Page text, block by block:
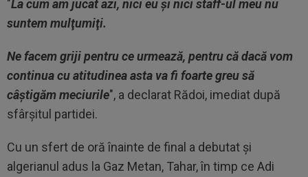
"La cum am jucat azi, nici eu şi nici staff-ul meu nu
suntem mulţumiţi.
Ne facem griji pentru ce urmează, pentru că dacă vom
continua cu atitudinea asta va fi foarte greu să
câştigăm meciurile", a declarat Rădoi, imediat după
sfârşitul partidei.
Cu un sfert de oră înainte de final a debutat şi
algerianul adus la Gaz Metan, Tahar, în timp ce Adi